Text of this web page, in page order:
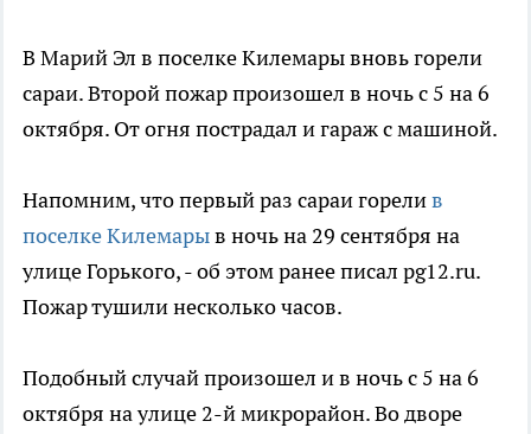
В Марий Эл в поселке Килемары вновь горели
сараи. Второй пожар произошел в ночь с 5 на 6
октября. От огня пострадал и гараж с машиной.
Напомним, что первый раз сараи горелив
поселке Килемарыв ночь на 29 сентября на
улице Горького, - об этом ранее писал pg12.ru.
Пожар тушили несколько часов.
Подобный случай произошел и в ночь с 5 на 6
октября на улице 2-й микрорайон. Во дворе